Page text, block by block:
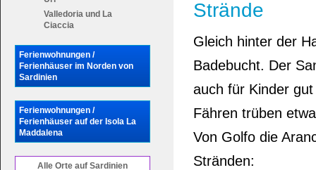
Valledoria und La
Ciaccia
Ferienwohnungen /
Ferienhäuser im Norden von
Sardinien
Ferienwohnungen /
Ferienhäuser auf der Isola La
Maddalena
Alle Orte auf Sardinien
Strände
Gleich hinter der
Badebucht. Der
auch für Kinder
Fähren trüben
Von Golfo die
Stränden: